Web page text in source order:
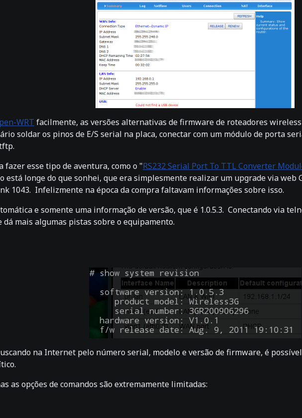
WRT facilmente, as versões alternativas de firmware de roteadores
soldar os pinos de E/S serial na placa, conectar com um módulo de porta
esse tipo de aventura, como o "RS232 Serial Port To TTL Converter
está longe do que sonhei, que era simplesmente realizar um upgrade via web
1043. Infelizmente na época da compra faltavam informações sobre isso.
e somente uma informação de versão, que é 1.0.5.3. Conectando via
mais algumas pistas sobre o equipamento.
na Internet pelo número serial, modelo e versão de firmware, é
as opções de comandos são extremamente limitadas: